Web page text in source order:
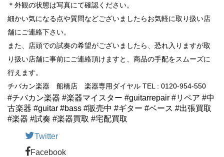
＊外観の状態は写真にて確認ください。
細かい気になる点や質問などございましたらお気軽に取り扱い店
舗にご連絡下さい。
また、店頭での試奏の希望がございましたら、恐れ入りますが取
り扱い店舗に事前にご連絡頂けますと、商品の手配をスムーズに
行えます。
チバカン楽器 船橋店 楽器専用ダイヤル TEL : 0120-954-550
#チバカン楽器 #楽器マイスター #guitarrepair #リペア #中
古楽器 #guitar #bass #販売中 #ギター #ベース #出張買取
#楽器 #試奏 #楽器買取 #宅配買取
Twitter
Facebook